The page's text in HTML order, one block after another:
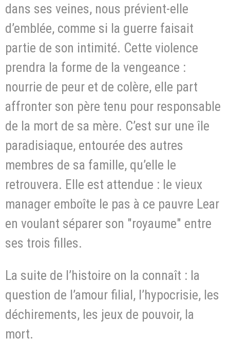
dans ses veines, nous prévient-elle
d’emblée, comme si la guerre faisait
partie de son intimité. Cette violence
prendra la forme de la vengeance :
nourrie de peur et de colère, elle part
affronter son père tenu pour responsable
de la mort de sa mère. C’est sur une île
paradisiaque, entourée des autres
membres de sa famille, qu’elle le
retrouvera. Elle est attendue : le vieux
manager emboîte le pas à ce pauvre Lear
en voulant séparer son "royaume" entre
ses trois filles.
La suite de l’histoire on la connaît : la
question de l’amour filial, l’hypocrisie, les
déchirements, les jeux de pouvoir, la
mort.